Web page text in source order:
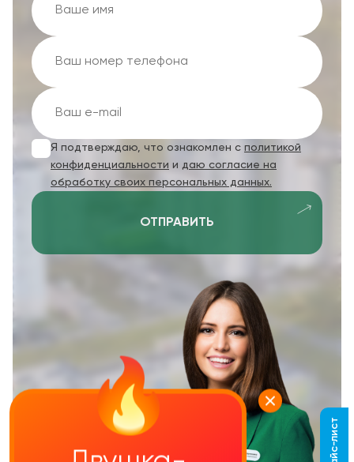
Я подтверждаю, что ознакомлен с политикой
конфиденциальности и даю согласие на
обработку своих персональных данных.
ОТПРАВИТЬ